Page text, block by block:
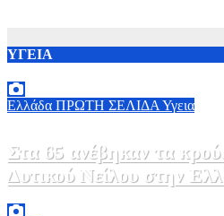
ΥΓΕΙΑ
Ελλάδα ΠΡΩΤΗ ΣΕΛΙΔΑ Υγεια
Στα 65 ανέβηκαν τα
Δυτικού Νείλου στην